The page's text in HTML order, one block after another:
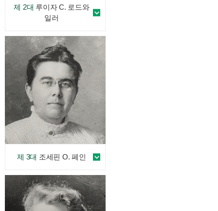
제 2대 루이자 C. 로드와
일러
제 3대 조세핀 O. 페인